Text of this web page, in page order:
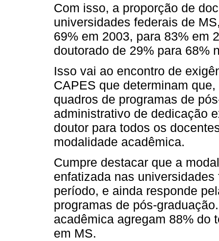
Com isso, a proporção de
universidades federais de
69% em 2003, para 83% em
doutorado de 29% para 68%
Isso vai ao encontro de
CAPES que determinam
quadros de programas de
administrativo de dedicação
doutor para todos os
modalidade acadêmica.
Cumpre destacar que a
enfatizada nas
período, e ainda responde
programas de pós-
acadêmica agregam 88% do
em MS.